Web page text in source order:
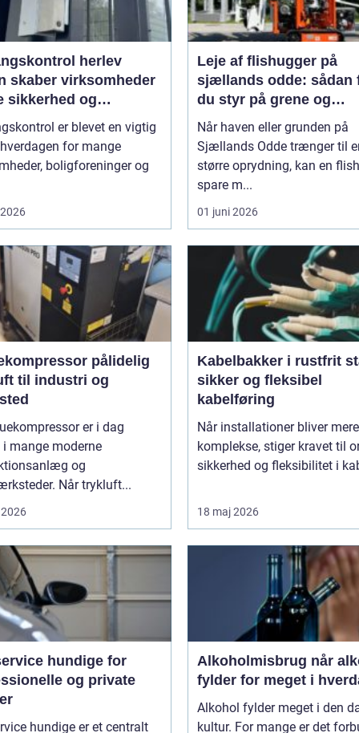
herlev
skaber virksomheder
sikkerhed og
er blevet en vigtig
for mange
boligforeninger og
Leje af flishugger på
sjællands odde: sådan
du styr på grene og
haveaffald
Når haven eller grunden på
Sjællands Odde trænger til
større oprydning, kan en
spare m...
01 juni 2026
pålidelig
til industri og
er i dag
i mange moderne
og
Når trykluft...
Kabelbakker i rustfrit
sikker og fleksibel
kabelføring
Når installationer bliver mere
komplekse, stiger kravet til
sikkerhed og fleksibilitet i
18 maj 2026
hundige for
og private
hundige er et centralt
Alkoholmisbrug når alkohol
fylder for meget i
Alkohol fylder meget i den
kultur. For mange er det